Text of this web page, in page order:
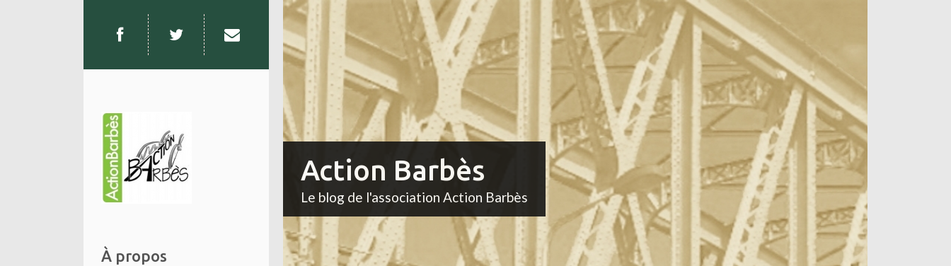
À propos
Action Barbès
Le blog de l'association Action Barbès